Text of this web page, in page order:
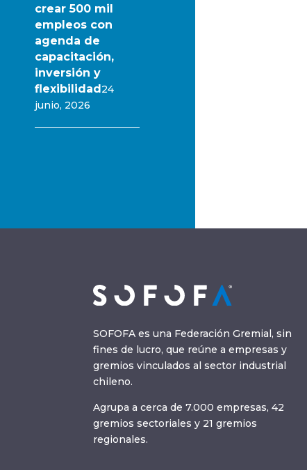
crear 500 mil
empleos con
agenda de
capacitación,
inversión y
flexibilidad24
junio, 2026
SOFOFA es una Federación Gremial, sin
fines de lucro, que reúne a empresas y
gremios vinculados al sector industrial
chileno.
Agrupa a cerca de 7.000 empresas, 42
gremios sectoriales y 21 gremios
regionales.